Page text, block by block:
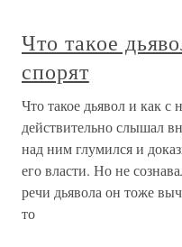
Что такое
спорят
Что такое дьявол и как
действительно слышал
над ним глумился и
его власти. Но не
речи дьявола он тоже
то